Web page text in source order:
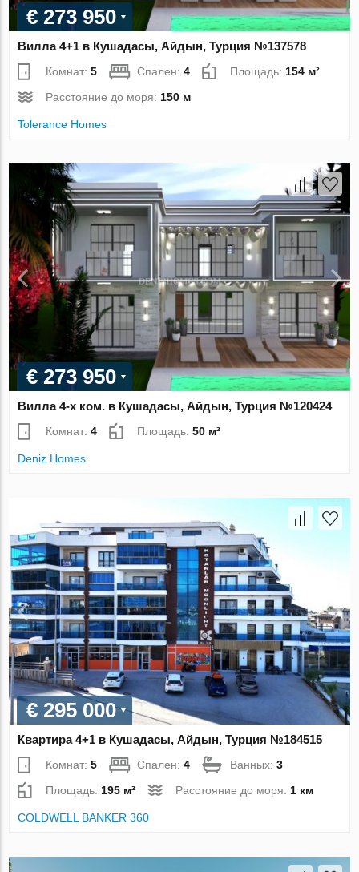
€ 273 950
Вилла 4+1 в Кушадасы, Айдын, Турция №137578
Комнат:5 Спален:4 Площадь: 154 м²
Расстояние до моря: 150 м
Tolerance Homes
€ 273 950
Вилла 4-х ком. в Кушадасы, Айдын, Турция №120424
Комнат:4 Площадь:50 м²
Deniz Homes
€ 295 000
Квартира 4+1 в Кушадасы, Айдын, Турция №184515
Комнат:5 Спален:4 Ванных:3
Площадь:195 м² Расстояние до моря:1 км
COLDWELL BANKER 360